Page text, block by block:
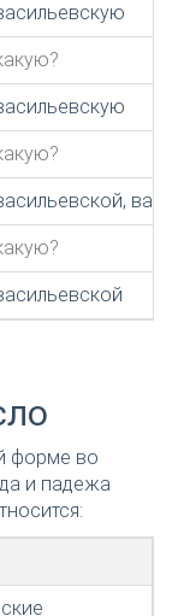
форме во
и падежа